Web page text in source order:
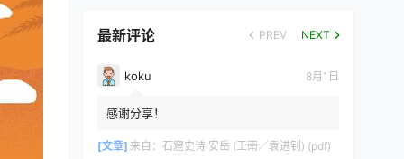
最新评论 PREV NEXT
koku 8月1日
感谢分享！
[文章] 来自： 石窟史诗 安岳 (王南／袁进钊) (pdf)